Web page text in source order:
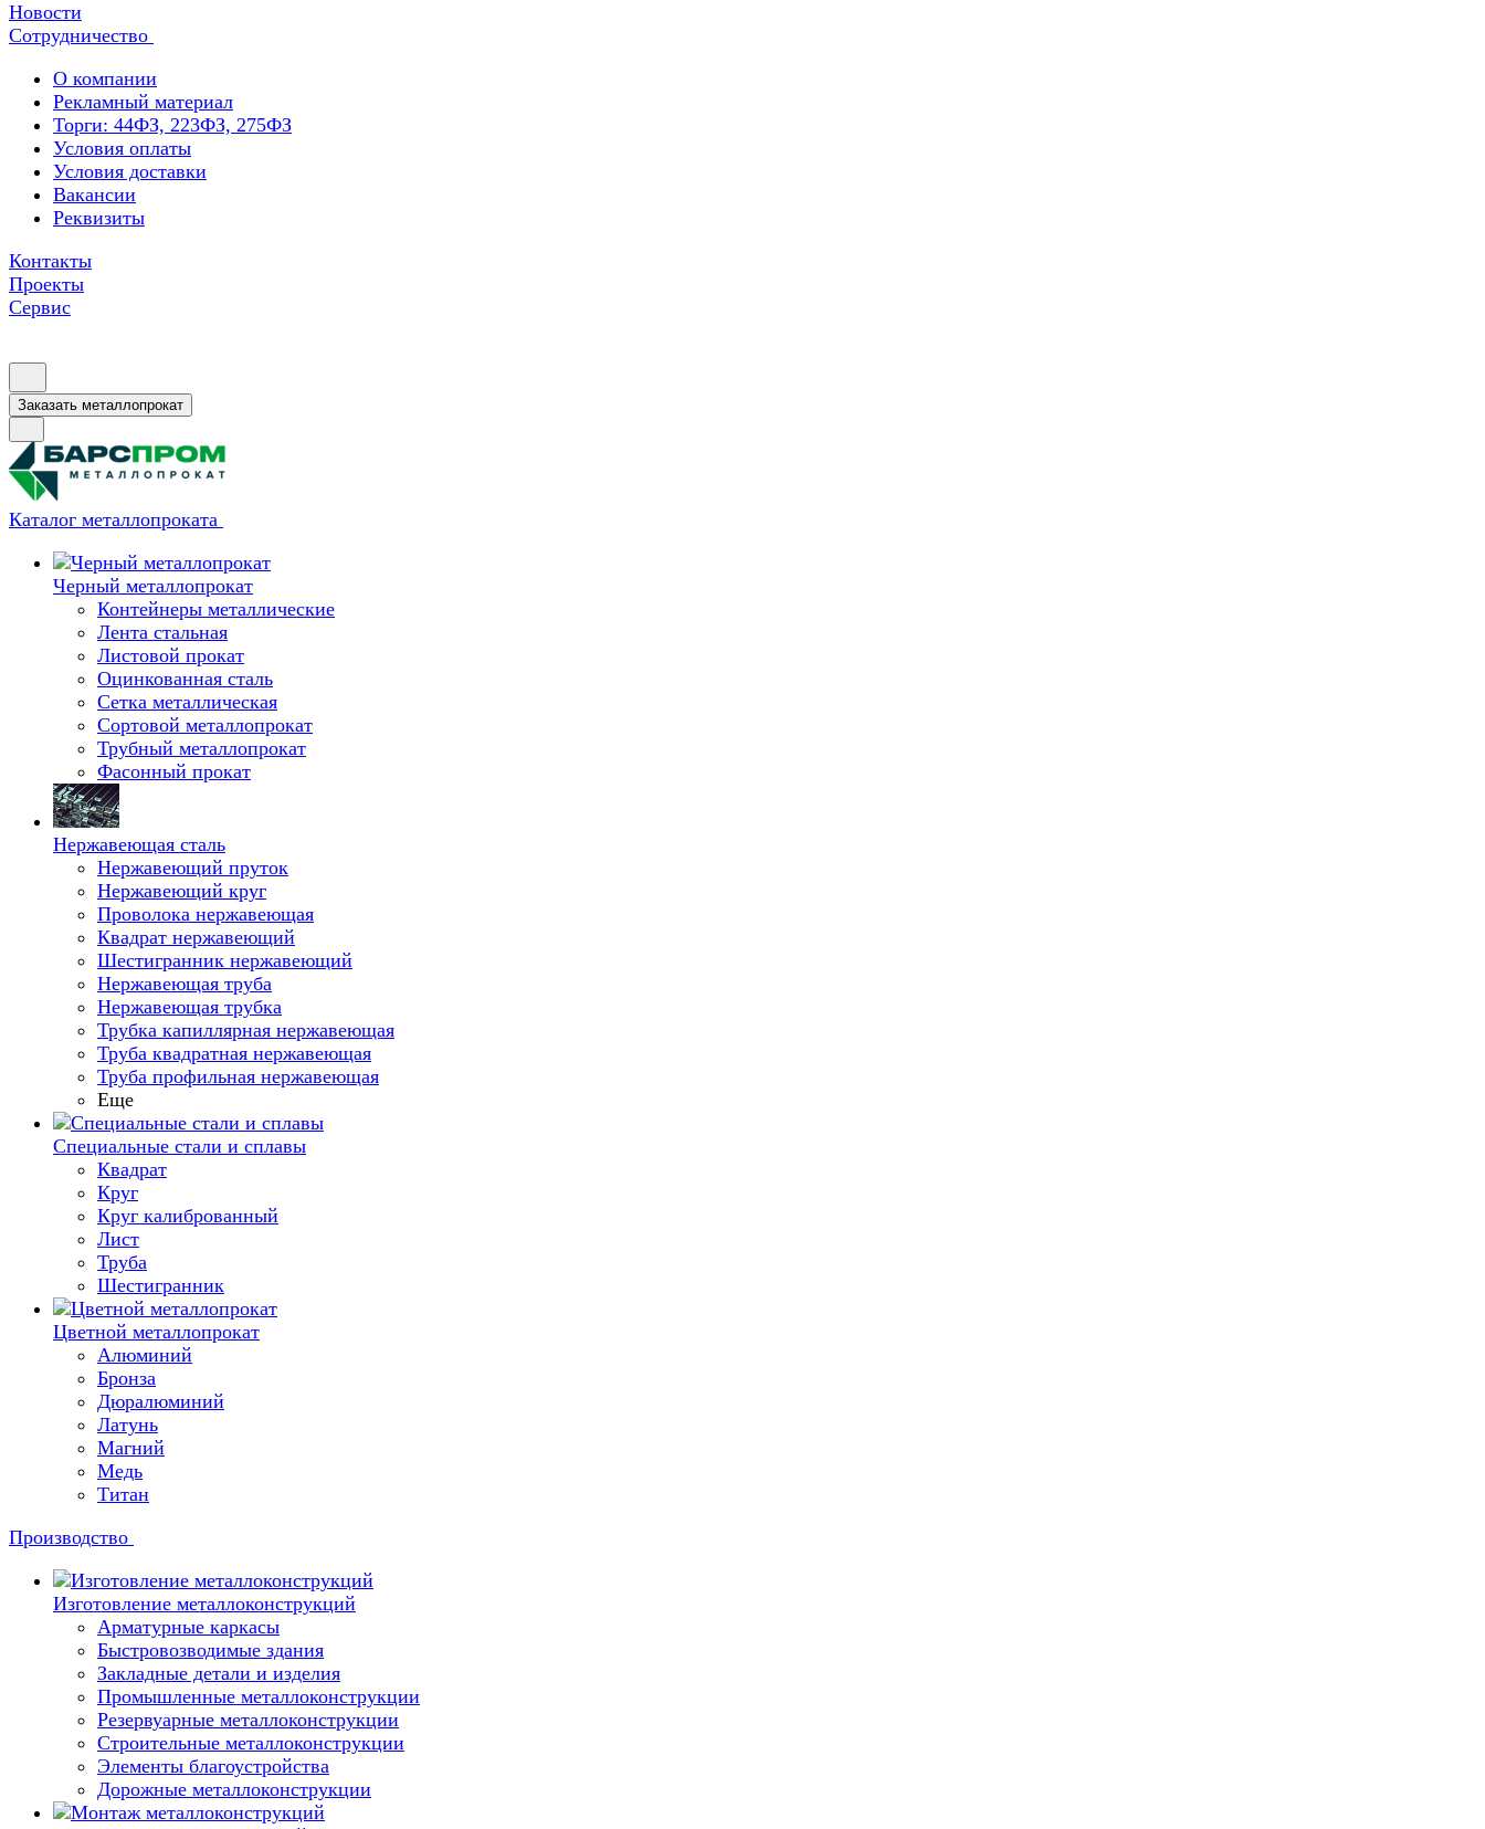
Новости
Сотрудничество
О компании
Рекламный материал
Торги: 44ФЗ, 223ФЗ, 275ФЗ
Условия оплаты
Условия доставки
Вакансии
Реквизиты
Контакты
Проекты
Сервис
Заказать металлопрокат
Каталог металлопроката
Черный металлопрокат
Контейнеры металлические
Лента стальная
Листовой прокат
Оцинкованная сталь
Сетка металлическая
Сортовой металлопрокат
Трубный металлопрокат
Фасонный прокат
Нержавеющая сталь
Нержавеющий пруток
Нержавеющий круг
Проволока нержавеющая
Квадрат нержавеющий
Шестигранник нержавеющий
Нержавеющая труба
Нержавеющая трубка
Трубка капиллярная нержавеющая
Труба квадратная нержавеющая
Труба профильная нержавеющая
Еще
Специальные стали и сплавы
Квадрат
Круг
Круг калиброванный
Лист
Труба
Шестигранник
Цветной металлопрокат
Алюминий
Бронза
Дюралюминий
Латунь
Магний
Медь
Титан
Производство
Изготовление металлоконструкций
Арматурные каркасы
Быстровозводимые здания
Закладные детали и изделия
Промышленные металлоконструкции
Резервуарные металлоконструкции
Строительные металлоконструкции
Элементы благоустройства
Дорожные металлоконструкции